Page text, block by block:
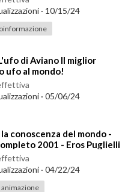
quanto tutto l'universo.
aggiornamenti e potrai i
di nuovo e stimolant
visione!
Ustoryvid
· 10/15/24
di Aviano Il miglior
ufo al mondo!
· 05/06/24
conoscenza del mondo -
2001 - Eros Puglielli
· 04/22/24
animazione